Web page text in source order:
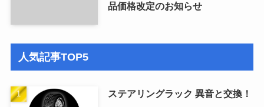
品価格改定のお知らせ
人気記事TOP5
ステアリングラック 異音と交換！